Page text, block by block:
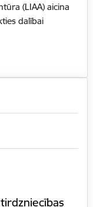
(LIAA) aicina
dalībai